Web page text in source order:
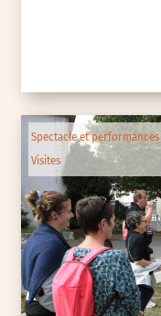
Spectacle et performances
Visites